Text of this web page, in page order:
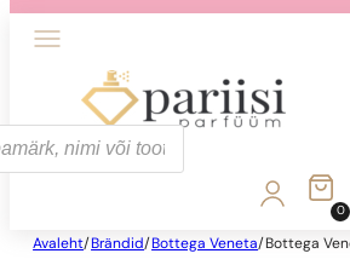
0
Avaleht/ Brändid/ Bottega Veneta/ Bottega